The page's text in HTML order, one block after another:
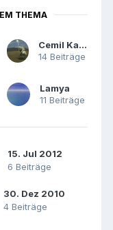
THEMA
Cemil Kaya
14 Beiträge
Lamya
11 Beiträge
15. Jul 2012
6 Beiträge
30. Dez 2010
4 Beiträge